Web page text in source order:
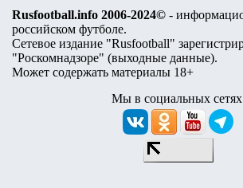
Rusfootball.info 2006-2024© -
российском футболе.
Сетевое издание "Rusfootball"
"Роскомнадзоре" (выходные данные).
Может содержать материалы 18+
Мы в социальных